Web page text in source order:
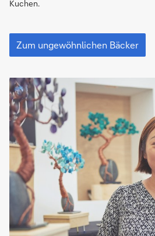
kriegst
du
liebst
es.“
Kuchen.
„Du
nimmst,
was
kriegst
und
du
liebst
es.“
Zum ungewöhnlichen Bäcker